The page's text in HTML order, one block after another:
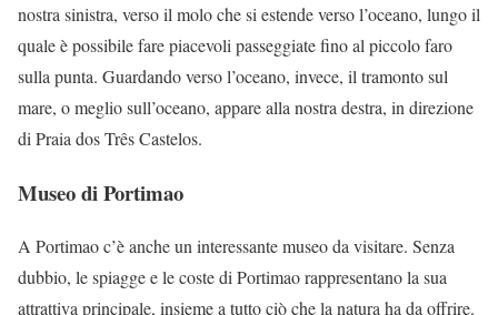
nostra sinistra, verso il molo che si estende verso l’oceano, lungo il
quale è possibile fare piacevoli passeggiate fino al piccolo faro
sulla punta. Guardando verso l’oceano, invece, il tramonto sul
mare, o meglio sull’oceano, appare alla nostra destra, in direzione
di Praia dos Três Castelos.
Museo di Portimao
A Portimao c’è anche un interessante museo da visitare. Senza
dubbio, le spiagge e le coste di Portimao rappresentano la sua
attrattiva principale, insieme a tutto ciò che la natura ha da offrire.